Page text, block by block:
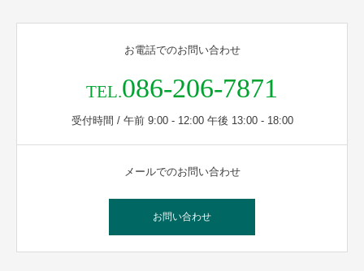
お電話でのお問い合わせ
TEL.086-206-7871
受付時間 / 午前 9:00 - 12:00 午後 13:00 - 18:00
メールでのお問い合わせ
お問い合わせ